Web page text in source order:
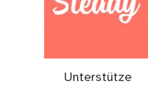
Unterstütze